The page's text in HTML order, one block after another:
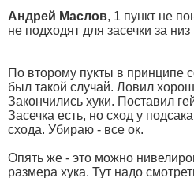
Андрей Маслов, 1 пункт не
не подходят для засечки за
По второму пукты в принципе
был такой случай. Ловил
Закончились хуки. Поставил
Засечка есть, но сход у
схода. Убираю - все ок.
Опять же - это можно
размера хука. Тут надо